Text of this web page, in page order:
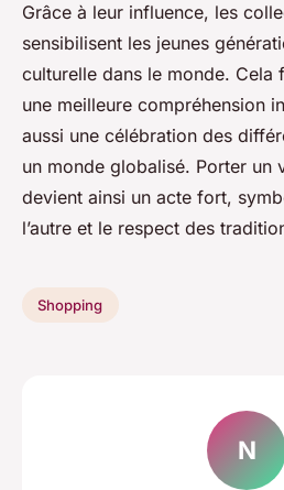
Grâce à leur influence, les
sensibilisent les jeunes
culturelle dans le monde. Cela
une meilleure compréhension
aussi une célébration des
un monde globalisé. Porter un
devient ainsi un acte fort,
l’autre et le respect des
Shopping
N